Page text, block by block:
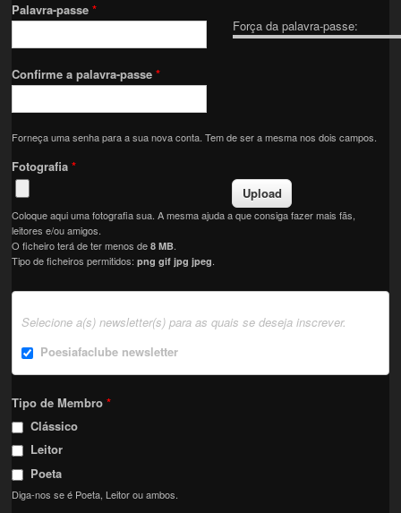
Força da palavra-passe:
Palavra-passe*
Confirme a palavra-passe*
Forneça uma senha para a sua nova conta. Tem de ser a mesma nos dois campos.
Fotografia*
Coloque aqui uma fotografia sua. A mesma ajuda a que consiga fazer mais fãs,
leitores e/ou amigos.
O ficheiro terá de ter menos de8 MB
Tipo de ficheiros permitidos:png gif jpg jpeg
Selecione a(s) newsletter(s) para as quais se deseja inscrever.
Poesiafaclube newsletter
Tipo de Membro*
Clássico
Leitor
Poeta
Diga-nos se é Poeta, Leitor ou ambos.